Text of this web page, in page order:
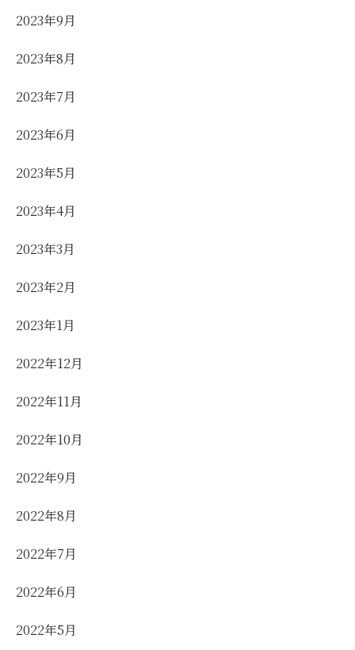
2023年9月
2023年8月
2023年7月
2023年6月
2023年5月
2023年4月
2023年3月
2023年2月
2023年1月
2022年12月
2022年11月
2022年10月
2022年9月
2022年8月
2022年7月
2022年6月
2022年5月